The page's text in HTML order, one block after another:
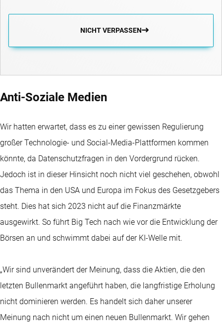
NICHT VERPASSEN
Anti-Soziale Medien
Wir hatten erwartet, dass es zu einer gewissen Regulierung
großer Technologie- und Social-Media-Plattformen kommen
könnte, da Datenschutzfragen in den Vordergrund rücken.
Jedoch ist in dieser Hinsicht noch nicht viel geschehen, obwohl
das Thema in den USA und Europa im Fokus des Gesetzgebers
steht. Dies hat sich 2023 nicht auf die Finanzmärkte
ausgewirkt. So führt Big Tech nach wie vor die Entwicklung der
Börsen an und schwimmt dabei auf der KI-Welle mit.
„Wir sind unverändert der Meinung, dass die Aktien, die den
letzten Bullenmarkt angeführt haben, die langfristige Erholung
nicht dominieren werden. Es handelt sich daher unserer
Meinung nach nicht um einen neuen Bullenmarkt. Wir gehen